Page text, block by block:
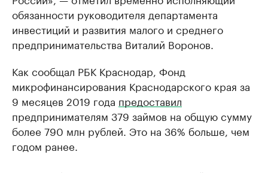
обязанности руководителя департамента
инвестиций и развития малого и среднего
предпринимательства Виталий Воронов.
Как сообщал РБК Краснодар, Фонд
микрофинансирования Краснодарского края за
9 месяцев 2019 года предоставил
предпринимателям 379 займов на общую сумму
более 790 млн рублей. Это на 36% больше, чем
годом ранее.